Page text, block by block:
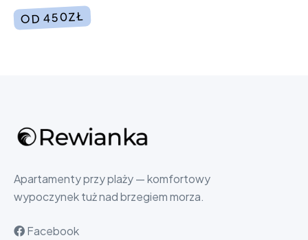
OD 450ZŁ
Apartamenty przy plaży — komfortowy
wypoczynek tuż nad brzegiem morza.
Facebook